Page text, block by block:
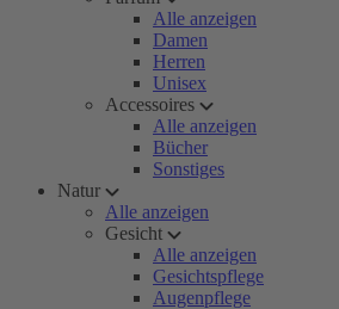
Alle anzeigen
Damen
Herren
Unisex
Accessoires
Alle anzeigen
Bücher
Sonstiges
Natur
Alle anzeigen
Gesicht
Alle anzeigen
Gesichtspflege
Augenpflege